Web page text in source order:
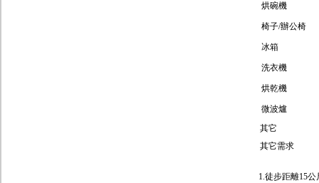
烘碗機
椅子/辦公椅
冰箱
洗衣機
烘乾機
微波爐
其它
其它需求
1.徒步距離15